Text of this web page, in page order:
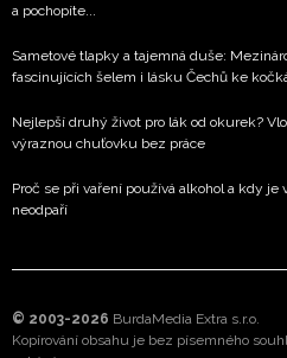
a pochopíte...
Sametové tlapky a tajemná duše:
fascinujících šelem i lásku Čechů ke
Nejlepší druhý život pro lák od okurek?
výraznou chuťovku bez práce
Proč se při vaření používá alkohol a kdy
neodpaří
© 2003-2026 BurdaMedia Extra s.r.o.
Kopírování obsahu je bez písemného